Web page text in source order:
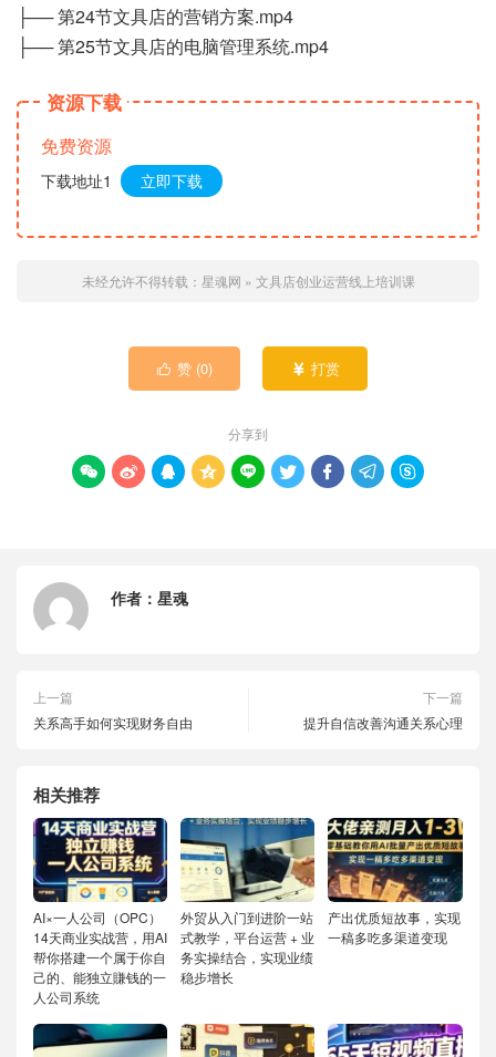
├── 第24节文具店的营销方案.mp4
├── 第25节文具店的电脑管理系统.mp4
资源下载
免费资源
下载地址1 立即下载
未经允许不得转载： 星魂网 » 文具店创业运营线上培训课
 赞 (0)  打赏
分享到
        
作者： 星魂
上一篇
关系高手如何实现财务自由
下一篇
提升自信改善沟通关系心理
相关推荐
AI×一人公司（OPC）
14天商业实战营，用AI
帮你搭建一个属于你自
己的、能独立賺钱的一
人公司系统
外贸从入门到进阶一站
式教学，平台运营 + 业
务实操结合，实现业绩
稳步增长
产出优质短故事，实现
一稿多吃多渠道变现